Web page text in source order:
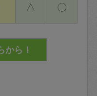
△ 〇